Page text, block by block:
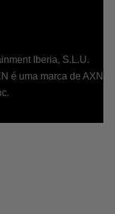
Iberia, S.L.U.
é uma marca de AXN